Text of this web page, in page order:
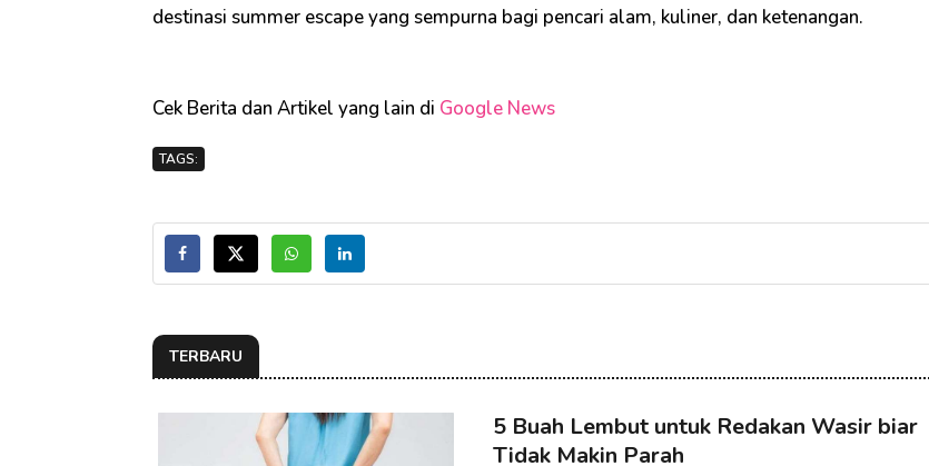
destinasi summer escape yang sempurna bagi pencari alam, kuliner, dan ketenangan.
Cek Berita dan Artikel yang lain di Google News
TAGS:
TERBARU
5 Buah Lembut untuk Redakan Wasir biar
Tidak Makin Parah